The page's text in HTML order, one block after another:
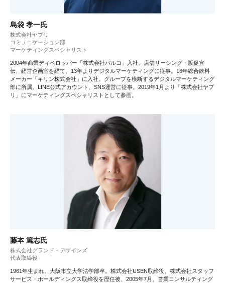
島袋 孝一氏
株式会社ヤプリ
コミュニケーション部
マーケティングスペシャリスト
2004年商業ディベロッパー「株式会社パルコ」入社。店舗リーシング・販促宣
伝、経営企画室を経て、13年よりデジタルマーケティングに従事。16年総合飲料
メーカー「キリン株式会社」に入社。グループを横断するデジタルマーケティング
部に所属。LINE公式アカウント、SNS運営に従事。2019年1月より「株式会社ヤプ
リ」にマーケティングスペシャリストとして参画。
藤本 篤志氏
株式会社グランド・デザインズ
代表取締役
1961年生まれ。大阪市立大学法学部卒。株式会社USEN取締役、株式会社スタッフ
サービス・ホールディングス取締役を歴任後、2005年7月、営業コンサルティング